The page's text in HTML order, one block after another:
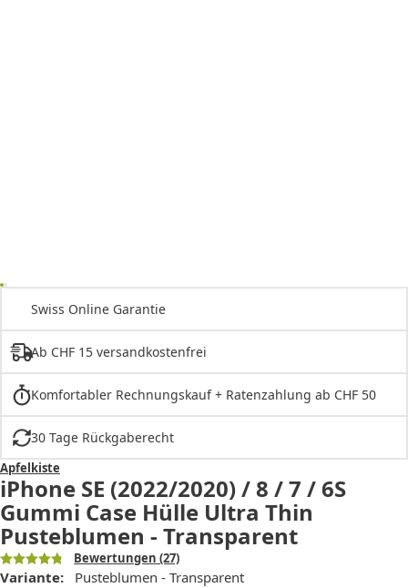
Swiss Online Garantie
Ab CHF 15 versandkostenfrei
Komfortabler Rechnungskauf + Ratenzahlung ab CHF 50
30 Tage Rückgaberecht
Apfelkiste
iPhone SE (2022/2020) / 8 / 7 / 6S
Gummi Case Hülle Ultra Thin
Pusteblumen - Transparent
Bewertungen (27)
Variante: Pusteblumen - Transparent